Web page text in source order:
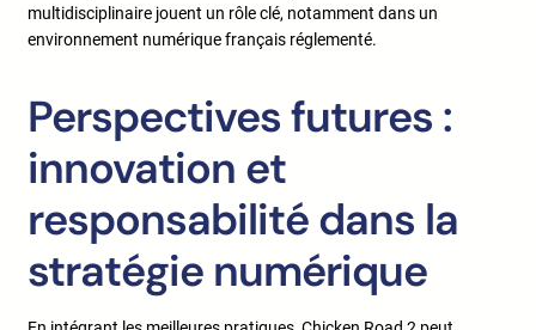
multidisciplinaire jouent un rôle clé, notamment dans un
environnement numérique français réglementé.
Perspectives futures :
innovation et
responsabilité dans la
stratégie numérique